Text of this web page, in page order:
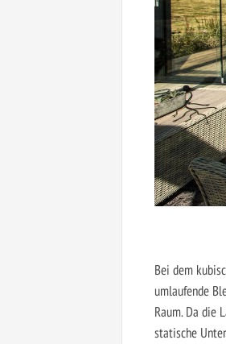
Bei dem
umlaufende
Raum. Da die
statische